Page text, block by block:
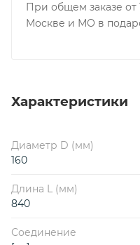
При общем заказе от
Москве и МО в
Характеристики
Диаметр D (мм)
160
Длина L (мм)
840
Соединение